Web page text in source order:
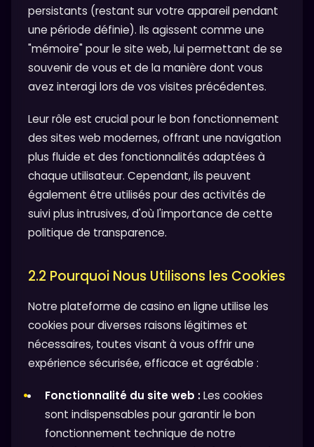
persistants (restant sur votre appareil pendant
une période définie). Ils agissent comme une
"mémoire" pour le site web, lui permettant de se
souvenir de vous et de la manière dont vous
avez interagi lors de vos visites précédentes.
Leur rôle est crucial pour le bon fonctionnement
des sites web modernes, offrant une navigation
plus fluide et des fonctionnalités adaptées à
chaque utilisateur. Cependant, ils peuvent
également être utilisés pour des activités de
suivi plus intrusives, d'où l'importance de cette
politique de transparence.
2.2 Pourquoi Nous Utilisons les Cookies
Notre plateforme de casino en ligne utilise les
cookies pour diverses raisons légitimes et
nécessaires, toutes visant à vous offrir une
expérience sécurisée, efficace et agréable :
Fonctionnalité du site web :Les cookies
sont indispensables pour garantir le bon
fonctionnement technique de notre